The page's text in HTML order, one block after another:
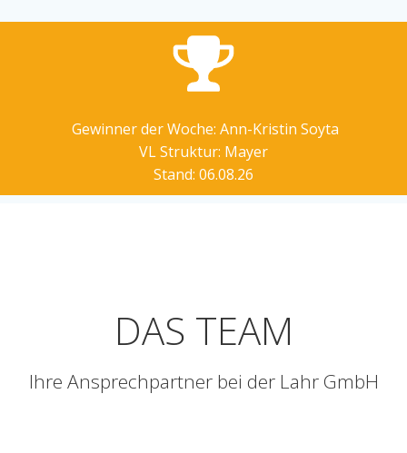
Gewinner der Woche: Ann-Kristin Soyta
VL Struktur: Mayer
Stand: 06.08.26
DAS TEAM
Ihre Ansprechpartner bei der Lahr GmbH